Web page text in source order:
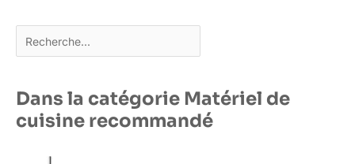
Rechercher
Dans la catégorie Matériel de
cuisine recommandé